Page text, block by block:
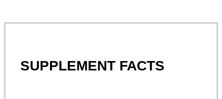
SUPPLEMENT FACTS